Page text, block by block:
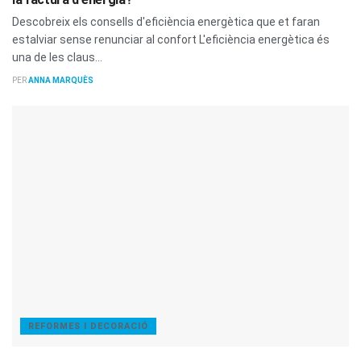
Descobreix els consells d'eficiència energètica que et faran
estalviar sense renunciar al confort L'eficiència energètica és
una de les claus...
PERANNA MARQUÈS
REFORMES I DECORACIÓ